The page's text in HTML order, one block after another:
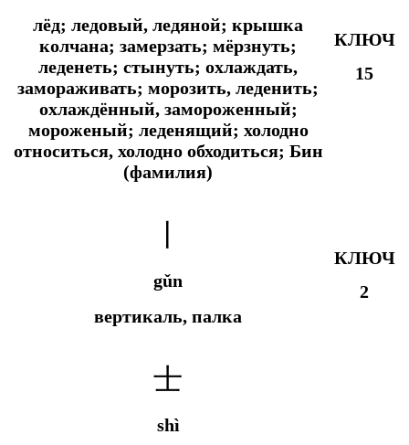
лёд; ледовый, ледяной; крышка
колчана; замерзать; мёрзнуть;
леденеть; стынуть; охлаждать,
замораживать; морозить, леденить;
охлаждённый, замороженный;
мороженый; леденящий; холодно
относиться, холодно обходиться; Бин
(фамилия)
КЛЮЧ
15
gǔn
вертикаль, палка
КЛЮЧ
2
士
shì